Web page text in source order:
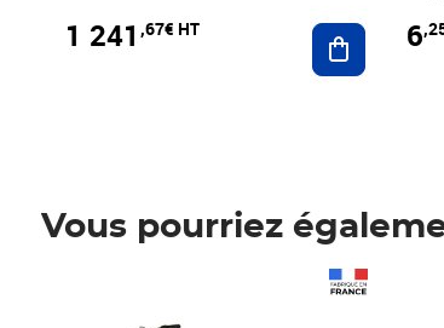
1 241 ,67€ HT Ajouter au
6
Vous pourriez